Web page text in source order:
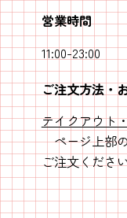
営業時間
11:00-23:00
ご注文方法・
テイクアウト
ページ上部の
ご注文くださ